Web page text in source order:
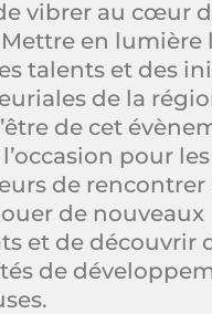
vibrer au cœur
en lumière
talents et des
de la
de cet
pour les
de rencontrer
de nouveaux
et de découvrir
de